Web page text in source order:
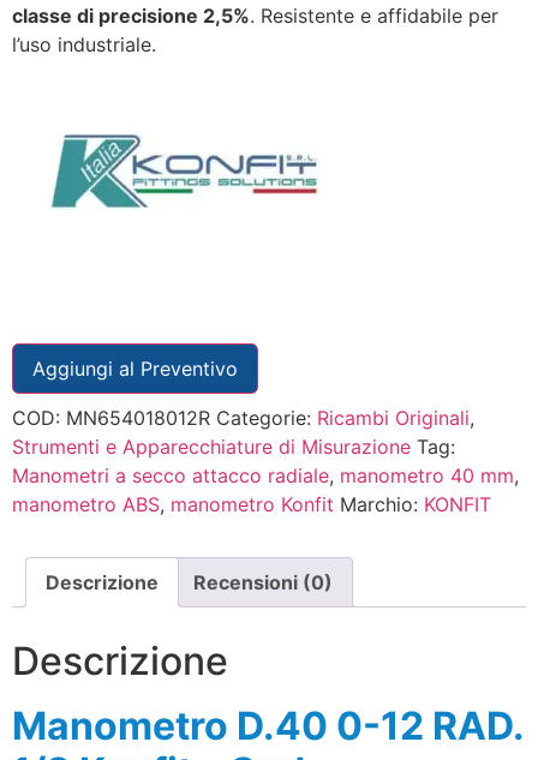
classe di precisione 2,5%. Resistente e affidabile per
l’uso industriale.
Aggiungi al Preventivo
COD: MN654018012R Categorie: Ricambi Originali,
Strumenti e Apparecchiature di Misurazione Tag:
Manometri a secco attacco radiale, manometro 40 mm,
manometro ABS, manometro Konfit Marchio: KONFIT
Descrizione Recensioni (0)
Descrizione
Manometro D.40 0-12 RAD.